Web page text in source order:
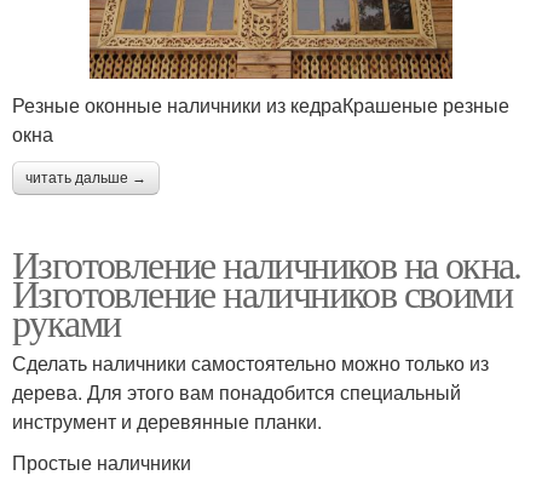
Резные оконные наличники из кедраКрашеные резные
окна
читать дальше →
Изготовление наличников на окна.
Изготовление наличников своими
руками
Сделать наличники самостоятельно можно только из
дерева. Для этого вам понадобится специальный
инструмент и деревянные планки.
Простые наличники